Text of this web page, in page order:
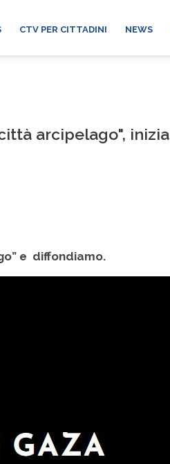
CTV PER CITTADINI NEWS
arcipelago", inizia
e diffondiamo.